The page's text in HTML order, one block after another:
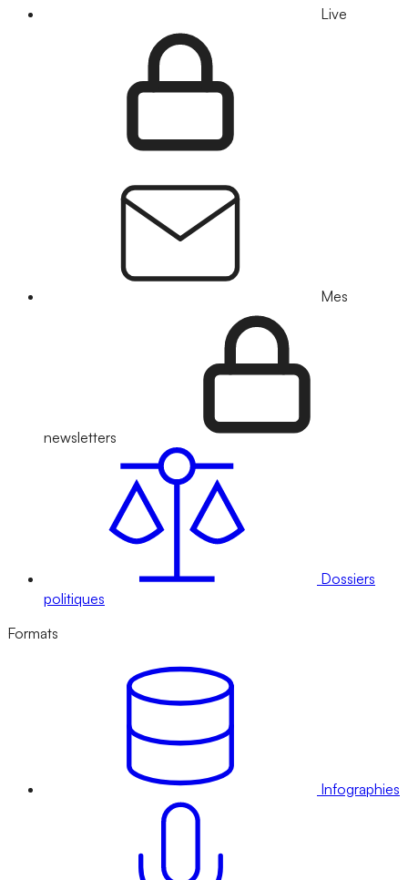
Live
Mes
newsletters
Dossiers
politiques
Formats
Infographies